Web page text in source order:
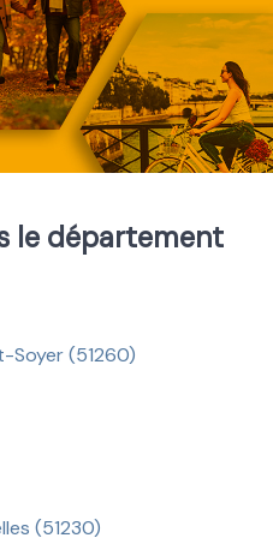
le département
Soyer (51260)
(51230)